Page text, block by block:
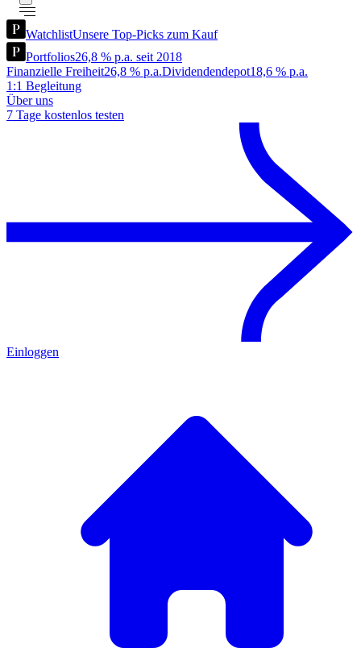
WatchlistUnsere Top-Picks zum Kauf
Portfolios26,8 % p.a. seit 2018
Finanzielle Freiheit26,8 % p.a.Dividendendepot18,6 % p.a.
1:1 Begleitung
Über uns
7 Tage kostenlos testen
Einloggen